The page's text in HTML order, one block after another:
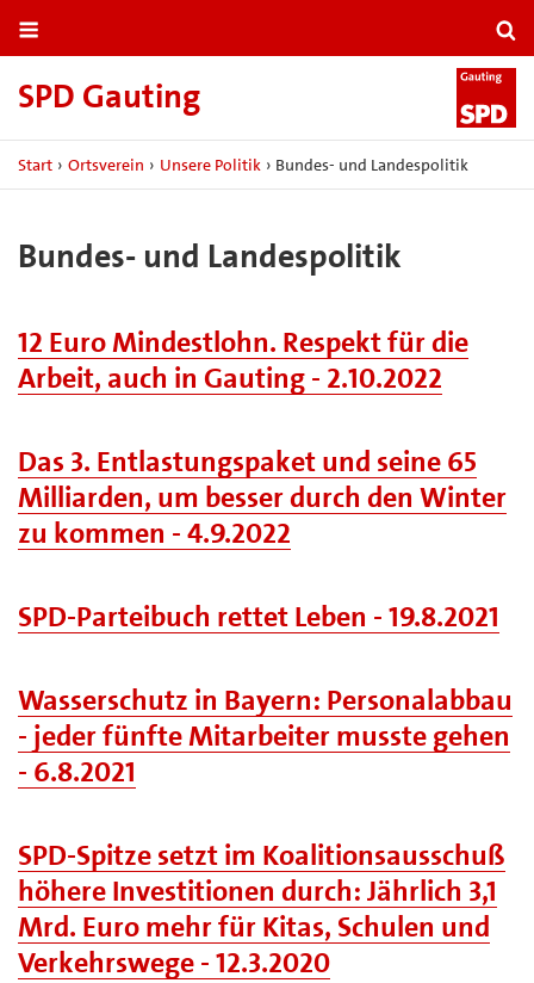
SPD Gauting
Start › Ortsverein › Unsere Politik › Bundes- und Landespolitik
Bundes- und Landespolitik
12 Euro Mindestlohn. Respekt für die
Arbeit, auch in Gauting - 2.10.2022
Das 3. Entlastungspaket und seine 65
Milliarden, um besser durch den Winter
zu kommen - 4.9.2022
SPD-Parteibuch rettet Leben - 19.8.2021
Wasserschutz in Bayern: Personalabbau
- jeder fünfte Mitarbeiter musste gehen
- 6.8.2021
SPD-Spitze setzt im Koalitionsausschuß
höhere Investitionen durch: Jährlich 3,1
Mrd. Euro mehr für Kitas, Schulen und
Verkehrswege - 12.3.2020